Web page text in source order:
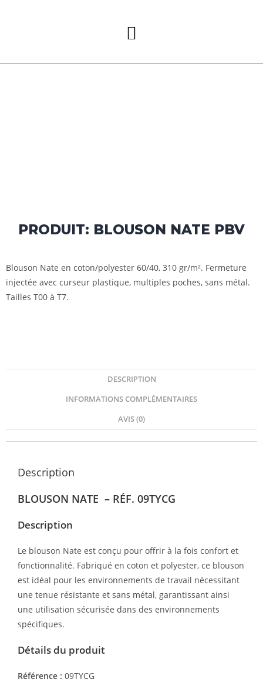
PRODUIT: BLOUSON NATE PBV
Blouson Nate en coton/polyester 60/40, 310 gr/m². Fermeture
injectée avec curseur plastique, multiples poches, sans métal.
Tailles T00 à T7.
DESCRIPTION
INFORMATIONS COMPLÉMENTAIRES
AVIS (0)
Description
BLOUSON NATE – RÉF. 09TYCG
Description
Le blouson Nate est conçu pour offrir à la fois confort et
fonctionnalité. Fabriqué en coton et polyester, ce blouson
est idéal pour les environnements de travail nécessitant
une tenue résistante et sans métal, garantissant ainsi
une utilisation sécurisée dans des environnements
spécifiques.
Détails du produit
Référence : 09TYCG